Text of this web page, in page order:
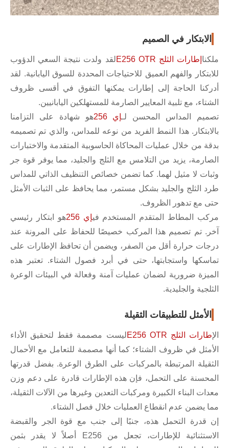
الابتكار في الصميم
ملكنا إطارات الثلج E256 OTR
لقد ولدت نتيجة السعي الدؤوب
للابتكار والفهم العميق للاحتياجات المحددة للسوق اليابانية. لقد
أدركنا الحاجة إلى إطارات يمكنها التفوق في أقسى ظروف
الشتاء، مع تلبية المعايير الصارمة للمستهلكين اليابانيين.
تصميم المداس المحسن لـإي 256
هو شهادة على التزامنا
بالابتكار. هذا النمط الفريد من نوعه للمداس، والذي تم تصميمه
بدقة من خلال عمليات المحاكاة الحاسوبية المتقدمة والاختبارات
الصارمة، يزيد من التلامس مع الثلج والجليد، مما يوفر قوة جر
وثبات لا مثيل لهما. كما تضمن خصائص التنظيف الذاتي للمداس
طرد الثلج والجليد بشكل مستمر، مما يحافظ على الثبات الأمثل
حتى مع تدهور الظروف.
مركب المطاط المتقدم المستخدم فيإي 256
هو ابتكار رئيسي
آخر. تم تصميم هذا المركب خصيصًا للحفاظ على المرونة عند
درجات حرارة أقل من الصفر، ويضمن أن تحافظ الإطارات على
تماسكها واستجابتها، حتى في أبرد فصول الشتاء. تعتبر هذه
الميزة ضرورية لضمان عمليات آمنة وفعالة في البيئات الوعرة
الثلجية والجليدية.
الأمثل للتطبيقات الثقيلة
الإطارات الثلج E256 OTR
ليست مصممة فقط لتحقيق الأداء
الأمثل في ظروف الشتاء؛ كما أنها مصممة للتعامل مع الأحمال
الثقيلة المرتبطة بالمركبات على الطرق الوعرة. بفضل قدرتها
المحسنة على التحمل، فإن هذه الإطارات قادرة على دعم وزن
معدات البناء الكبيرة ومركبات التعدين وغيرها من الآلات الثقيلة،
مما يضمن عدم انقطاع العمليات خلال فصل الشتاء.
إن قدرة التحمل هذه، جنبًا إلى جنب مع قوة الجر والقبضة
الاستثنائية للإطارات، تجعل من E256 أصلاً لا يقدر بثمن